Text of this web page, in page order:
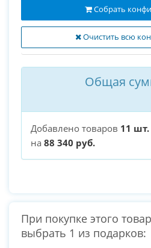
Очистить всю
Собрать
Общая
Добавлено товаров 11 шт.
на 88 340 руб.
При покупке этого
выбрать 1 из подарков: